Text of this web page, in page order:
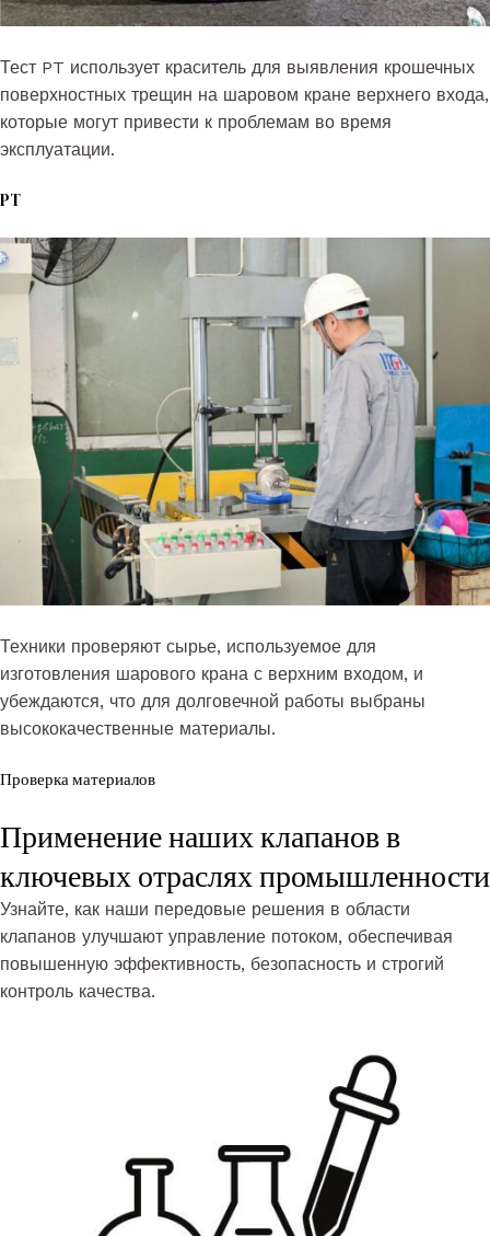
Тест PT использует краситель для выявления крошечных
поверхностных трещин на шаровом кране верхнего входа,
которые могут привести к проблемам во время
эксплуатации.
PT
Техники проверяют сырье, используемое для
изготовления шарового крана с верхним входом, и
убеждаются, что для долговечной работы выбраны
высококачественные материалы.
Проверка материалов
Применение наших клапанов в
ключевых отраслях промышленности
Узнайте, как наши передовые решения в области
клапанов улучшают управление потоком, обеспечивая
повышенную эффективность, безопасность и строгий
контроль качества.